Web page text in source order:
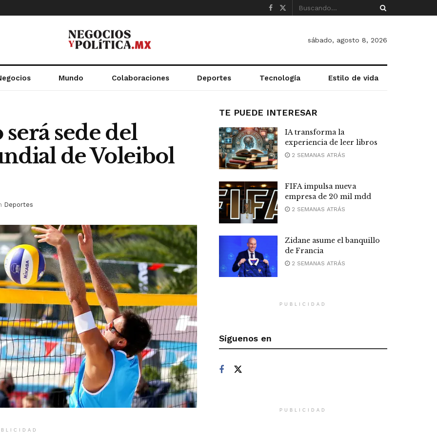
sábado, agosto 8, 2026
Mundo Colaboraciones Deportes Tecnología Estilo de vida
sede del
de Voleibol
Deportes
TE PUEDE INTERESAR
IA transforma la
experiencia de leer libros
2 SEMANAS ATRÁS
FIFA impulsa nueva
empresa de 20 mil mdd
2 SEMANAS ATRÁS
Zidane asume el banquillo
de Francia
2 SEMANAS ATRÁS
PUBLICIDAD
Síguenos en
PUBLICIDAD